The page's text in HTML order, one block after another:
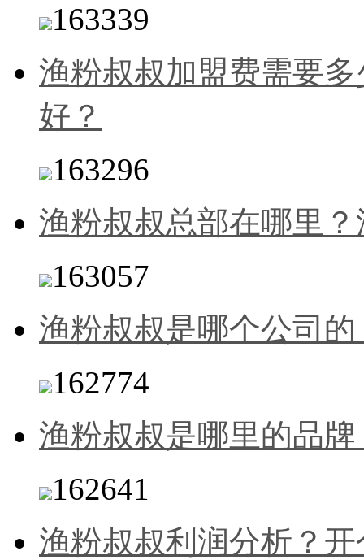
163339
渔粉叔叔加盟费需要
好？
163296
渔粉叔叔总部在哪里
163057
渔粉叔叔是哪个公司
162774
渔粉叔叔是哪里的品
162641
渔粉叔叔利润分析？